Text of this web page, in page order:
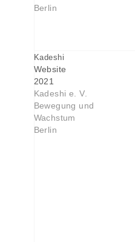
Berlin
Kadeshi
Website
2021
Kadeshi e. V.
Bewegung und
Wachstum
Berlin